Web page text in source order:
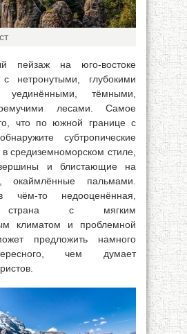
пейзаж на юго-востоке
нетронутыми, глубокими
тёмными,
лесами. Самое
что по южной границе с
субтропические
средиземноморском стиле,
и блистающие на
окаймлённые пальмами.
чём-то недооценённая,
страна с мягким
климатом и проблемной
предложить намного
чем думает